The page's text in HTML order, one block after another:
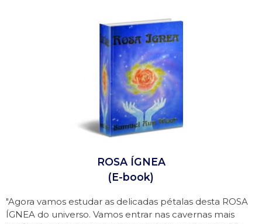
ROSA ÍGNEA
(E-book)
"Agora vamos estudar as delicadas pétalas desta ROSA
ÍGNEA do universo. Vamos entrar nas cavernas mais